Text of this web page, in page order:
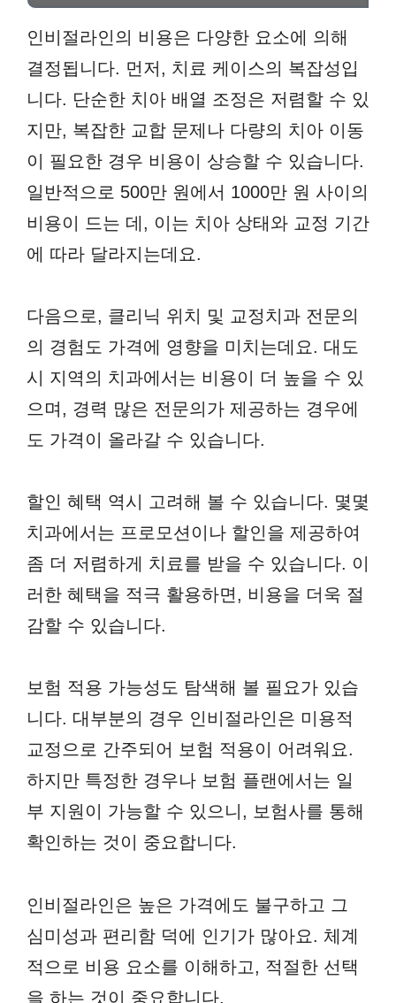
인비절라인의 비용은 다양한 요소에 의해
결정됩니다. 먼저, 치료 케이스의 복잡성입
니다. 단순한 치아 배열 조정은 저렴할 수 있
지만, 복잡한 교합 문제나 다량의 치아 이동
이 필요한 경우 비용이 상승할 수 있습니다.
일반적으로 500만 원에서 1000만 원 사이의
비용이 드는 데, 이는 치아 상태와 교정 기간
에 따라 달라지는데요.
다음으로, 클리닉 위치 및 교정치과 전문의
의 경험도 가격에 영향을 미치는데요. 대도
시 지역의 치과에서는 비용이 더 높을 수 있
으며, 경력 많은 전문의가 제공하는 경우에
도 가격이 올라갈 수 있습니다.
할인 혜택 역시 고려해 볼 수 있습니다. 몇몇
치과에서는 프로모션이나 할인을 제공하여
좀 더 저렴하게 치료를 받을 수 있습니다. 이
러한 혜택을 적극 활용하면, 비용을 더욱 절
감할 수 있습니다.
보험 적용 가능성도 탐색해 볼 필요가 있습
니다. 대부분의 경우 인비절라인은 미용적
교정으로 간주되어 보험 적용이 어려워요.
하지만 특정한 경우나 보험 플랜에서는 일
부 지원이 가능할 수 있으니, 보험사를 통해
확인하는 것이 중요합니다.
인비절라인은 높은 가격에도 불구하고 그
심미성과 편리함 덕에 인기가 많아요. 체계
적으로 비용 요소를 이해하고, 적절한 선택
을 하는 것이 중요합니다.